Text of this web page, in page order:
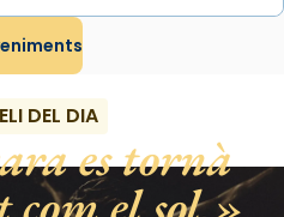
DEL DIA
es tornà